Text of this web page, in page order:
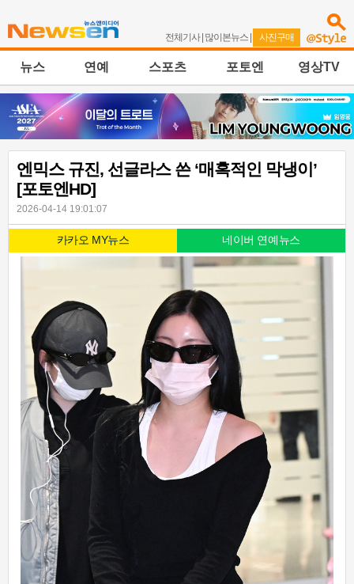
전체기사| 많이본뉴스 | 사진구매
뉴스 연예 스포츠 포토엔 영상TV
엔믹스 규진, 선글라스 쓴 ‘매혹적인 막냉이’
[포토엔HD]
2026-04-14 19:01:07
카카오 MY뉴스 네이버 연예뉴스